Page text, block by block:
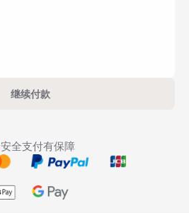
继续付款
安全支付有保障